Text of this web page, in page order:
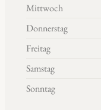
Mittwoch
Donnerstag
Freitag
Samstag
Sonntag